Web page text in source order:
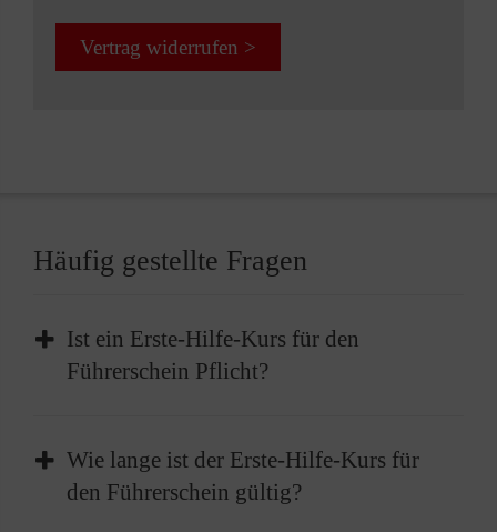
Vertrag widerrufen >
Häufig gestellte Fragen
Ist ein Erste-Hilfe-Kurs für den
Führerschein Pflicht?
Die Teilnahme an einem Erste-Hilfe-Kurs ist
Pflicht, bevor Sie Ihren Führerschein erhalten
können. Vor der Führerscheinprüfung müssen
Wie lange ist der Erste-Hilfe-Kurs für
den Führerschein gültig?